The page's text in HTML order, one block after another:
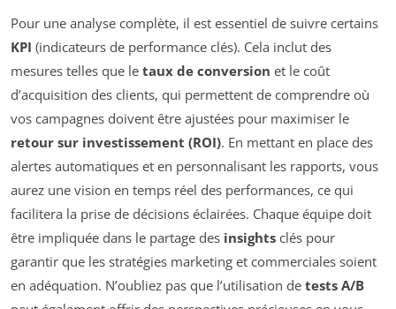
Pour une analyse complète, il est essentiel de suivre certains
KPI (indicateurs de performance clés). Cela inclut des
mesures telles que le taux de conversion et le coût
d’acquisition des clients, qui permettent de comprendre où
vos campagnes doivent être ajustées pour maximiser le
retour sur investissement (ROI). En mettant en place des
alertes automatiques et en personnalisant les rapports, vous
aurez une vision en temps réel des performances, ce qui
facilitera la prise de décisions éclairées. Chaque équipe doit
être impliquée dans le partage des insights clés pour
garantir que les stratégies marketing et commerciales soient
en adéquation. N’oubliez pas que l’utilisation de tests A/B